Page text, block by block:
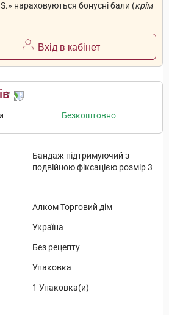
нараховуються бонусні бали (крім
Вхід в кабінет
Безкоштовно
Бандаж підтримуючий з
подвійною фіксацією розмір 3
Алком Торговий дім
Україна
Без рецепту
Упаковка
1 Упаковка(и)